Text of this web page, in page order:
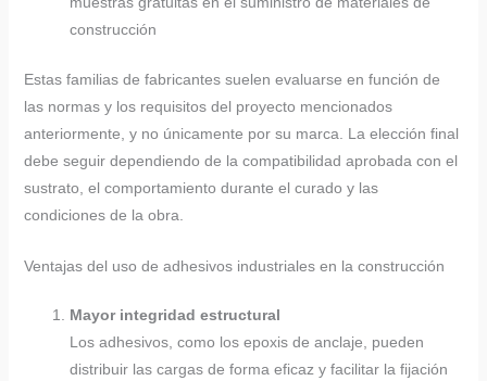
construcción
Estas familias de fabricantes suelen evaluarse en función de
las normas y los requisitos del proyecto mencionados
anteriormente, y no únicamente por su marca. La elección final
debe seguir dependiendo de la compatibilidad aprobada con el
sustrato, el comportamiento durante el curado y las
condiciones de la obra.
Ventajas del uso de adhesivos industriales en la construcción
Mayor integridad estructural
Los adhesivos, como los epoxis de anclaje, pueden
distribuir las cargas de forma eficaz y facilitar la fijación